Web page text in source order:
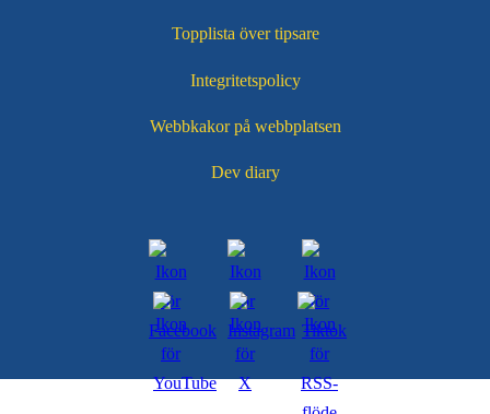
Topplista över tipsare
Integritetspolicy
Webbkakor på webbplatsen
Dev diary